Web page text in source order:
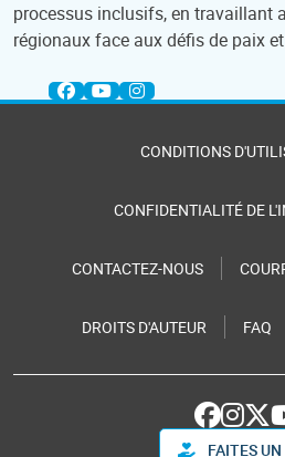
processus inclusifs, en travaillant
régionaux face aux défis de paix
CONDITIONS
CONFIDENTIALITÉ DE
CONTACTEZ-NOUS
DROITS D'AUTEUR FAQ
FAITES